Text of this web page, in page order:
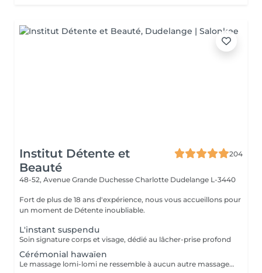
Institut Détente et
Beauté
204
48-52, Avenue Grande Duchesse Charlotte Dudelange L-3440
Fort de plus de 18 ans d'expérience, nous vous accueillons pour
un moment de Détente inoubliable.
L'instant suspendu
Soin signature corps et visage, dédié au lâcher-prise profond
Cérémonial hawaïen
Le massage lomi-lomi ne ressemble à aucun autre massage. Fluide et profond, une véritable invitation au voyage paradisiaque